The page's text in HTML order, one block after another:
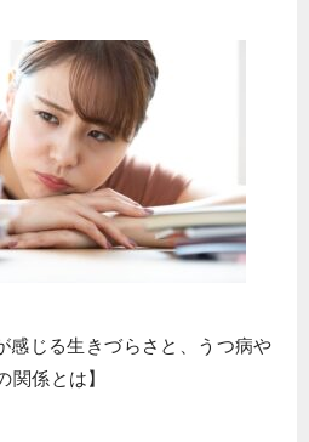
感じる生きづらさと、うつ病や
関係とは】